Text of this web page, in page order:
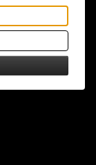
dělaná a